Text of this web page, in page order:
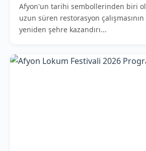
Afyon'un tarihi sembollerinden biri
uzun süren restorasyon
yeniden şehre kazandırı...